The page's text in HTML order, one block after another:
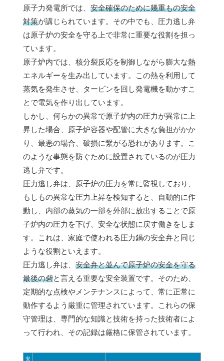
原子力発電所では、 安全確保のために幾重もの安全
対策が講じられています。その中でも、圧力逃し弁
は原子炉の安全を守る上で非常に重要な役割を担っ
ています。
原子炉内では、核分裂反応を制御しながら膨大な熱
エネルギーを生み出しています。この熱を利用して
蒸気を発生させ、タービンを回し発電機を動かすこ
とで電気を作り出しています。
しかし、何らかの異常で原子炉内の圧力が異常に上
昇した場合、原子炉容器や配管に大きな負担がかか
り、最悪の場合、破損に繋がる恐れがあります。こ
のような事態を防ぐために設置されているのが圧力
逃し弁です。
圧力逃し弁は、原子炉の圧力を常に監視しており、
もしもの異常な圧力上昇を検知すると、自動的に作
動し、内部の蒸気の一部を外部に放出することで原
子炉内の圧力を下げ、安全な状態に戻す働きをしま
す。これは、家庭で使われる圧力鍋の安全弁と同じ
ような役割といえます。
圧力逃し弁は、 安全弁と並んで原子炉の安全を守る
最後の砦と言える重要な安全装置です。そのため、
定期的な点検やメンテナンスによって、常に正常に
動作するよう厳重に管理されています。これらの保
守管理は、専門的な知識と技術を持った技術者によ
って行われ、その記録は厳格に保管されています。
安